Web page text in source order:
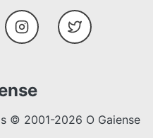
InstagramTwitter
© 2001-2026 O Gaiense